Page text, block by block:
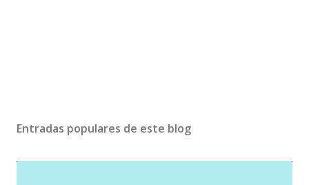
Entradas populares de este blog